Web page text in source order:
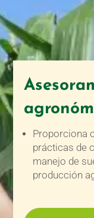
Proporciona
prácticas de
manejo de
producción